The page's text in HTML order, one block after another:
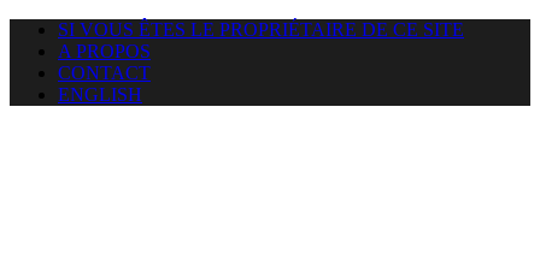
SI VOUS ÊTES LE PROPRIÉTAIRE DE CE SITE
A PROPOS
CONTACT
ENGLISH